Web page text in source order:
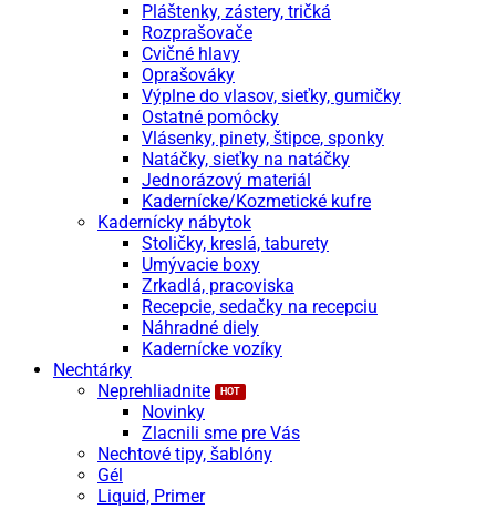
Pláštenky, zástery, tričká
Rozprašovače
Cvičné hlavy
Oprašováky
Výplne do vlasov, sieťky, gumičky
Ostatné pomôcky
Vlásenky, pinety, štipce, sponky
Natáčky, sieťky na natáčky
Jednorázový materiál
Kadernícke/Kozmetické kufre
Kadernícky nábytok
Stoličky, kreslá, taburety
Umývacie boxy
Zrkadlá, pracoviska
Recepcie, sedačky na recepciu
Náhradné diely
Kadernícke vozíky
Nechtárky
Neprehliadnite
Novinky
Zlacnili sme pre Vás
Nechtové tipy, šablóny
Gél
Liquid, Primer